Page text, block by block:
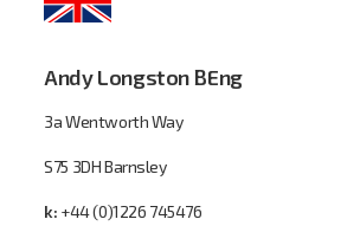
Andy Longston BEng
3a Wentworth Way
S75 3DH Barnsley
k: +44 (0)1226 745476